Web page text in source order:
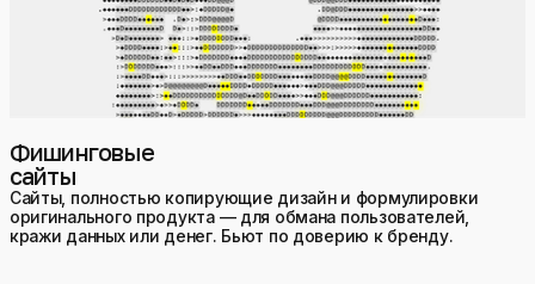
Фишинговые
сайты
Сайты, полностью копирующие дизайн и формулировки
оригинального продукта — для обмана пользователей,
кражи данных или денег. Бьют по доверию к бренду.